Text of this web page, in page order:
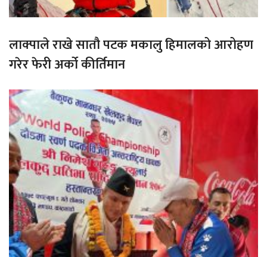
लाक्पाले राखे सातौ पटक मकालु हिमालको आरोहण
गरेर फेरी अर्को कीर्तिमान